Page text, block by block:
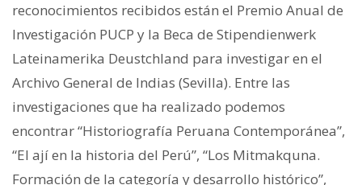
reconocimientos recibidos están el Premio Anual de
Investigación PUCP y la Beca de Stipendienwerk
Lateinamerika Deustchland para investigar en el
Archivo General de Indias (Sevilla). Entre las
investigaciones que ha realizado podemos
encontrar “Historiografía Peruana Contemporánea”,
“El ají en la historia del Perú”, “Los Mitmakquna.
Formación de la categoría y desarrollo histórico”,